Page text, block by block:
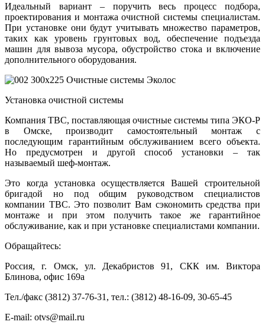
Идеальный вариант – поручить весь процесс подбора,
проектирования и монтажа очистной системы специалистам.
При установке они будут учитывать множество параметров,
таких как уровень грунтовых вод, обеспечение подъезда
машин для вывоза мусора, обустройство стока и включение
дополнительного оборудования.
Установка очистной системы
Компания ТВС, поставляющая очистные системы типа ЭКО-Р
в Омске, производит самостоятельный монтаж с
последующим гарантийным обслуживанием всего объекта.
Но предусмотрен и другой способ установки – так
называемый шеф-монтаж.
Это когда установка осуществляется Вашей строительной
бригадой но под общим руководством специалистов
компании ТВС. Это позволит Вам сэкономить средства при
монтаже и при этом получить такое же гарантийное
обслуживание, как и при установке специалистами компании.
Обращайтесь:
Россия, г. Омск, ул. Декабристов 91, СКК им. Виктора
Блинова, офис 169а
Тел./факс (3812) 37-76-31, тел.: (3812) 48-16-09, 30-65-45
E-mail: otvs@mail.ru